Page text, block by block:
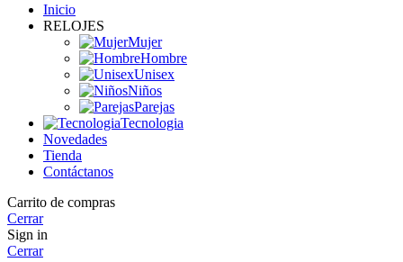
Inicio
RELOJES
Mujer
Hombre
Unisex
Niños
Parejas
Tecnologia
Novedades
Tienda
Contáctanos
Carrito de compras
Cerrar
Sign in
Cerrar